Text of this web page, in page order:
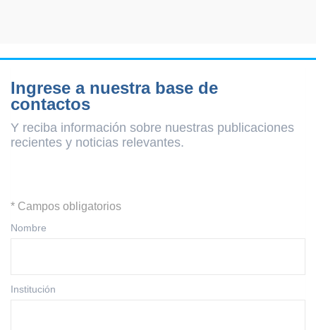
Ingrese a nuestra base de
contactos
Y reciba información sobre nuestras publicaciones
recientes y noticias relevantes.
* Campos obligatorios
Nombre
Institución